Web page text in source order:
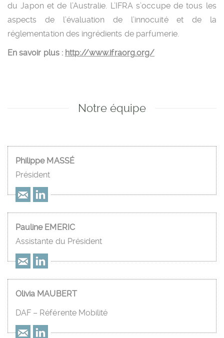
du Japon et de l’Australie. L’IFRA s’occupe de tous les
aspects de l’évaluation de l’innocuité et de la
réglementation des ingrédients de parfumerie.
En savoir plus : http://www.ifraorg.org/
Notre équipe
Philippe MASSÉ
Président
Pauline EMERIC
Assistante du Président
Olivia MAUBERT
DAF – Référente Mobilité